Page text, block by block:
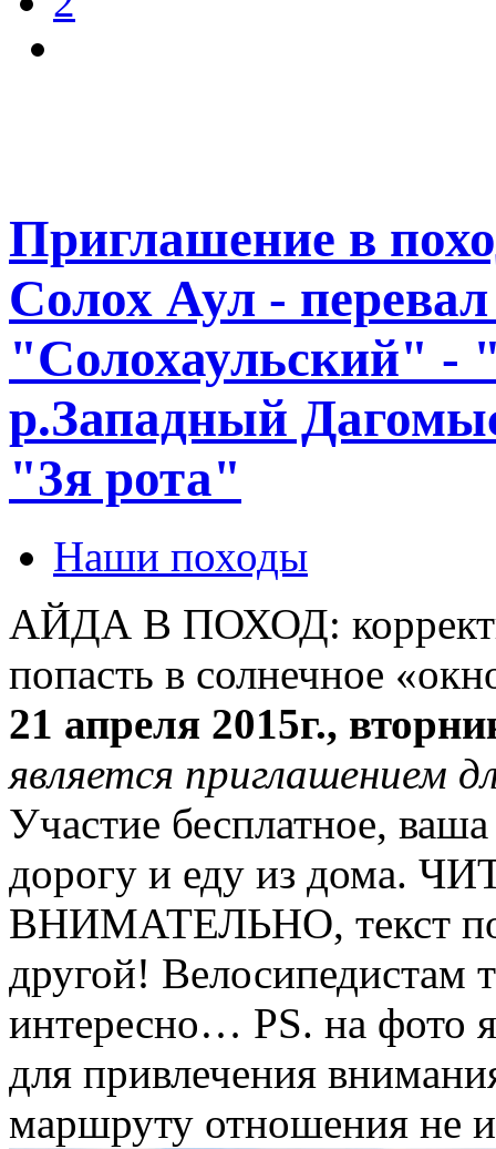
Приглашение в
Солох Аул -
"Солохаульский" -
р.Западный
"3я рота"
Наши походы
АЙДА В ПОХОД:
попасть в солнечное
21 апреля 2015г.,
является приглашением
Участие бесплатное,
дорогу и еду из дома.
ВНИМАТЕЛЬНО, текст
другой! Велосипедистам
интересно… PS. на фото
для привлечения
маршруту отношения не